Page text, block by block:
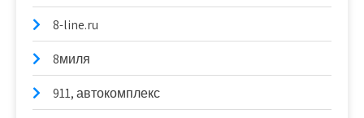
8-line.ru
8миля
911, автокомплекс